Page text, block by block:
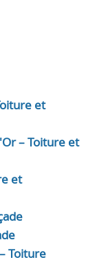
et
– Toiture et
et
Toiture